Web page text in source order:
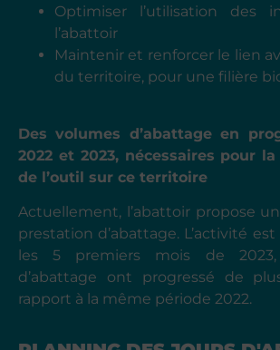
Optimiser l’utilisation des
l’abattoir
Maintenir et renforcer le lien
du territoire, pour une filière
Des volumes d’abattage en
2022 et 2023, nécessaires pour
de l’outil sur ce territoire
Actuellement, l’abattoir propose
prestation d’abattage. L’activité est
les 5 premiers mois de
d’abattage ont progressé de
rapport à la même période 2022.